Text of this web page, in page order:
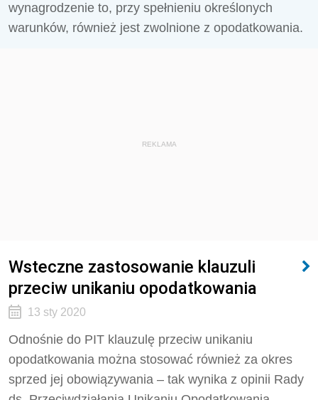
wynagrodzenie to, przy spełnieniu określonych
warunków, również jest zwolnione z opodatkowania.
REKLAMA
Wsteczne zastosowanie klauzuli
przeciw unikaniu opodatkowania
13 sty 2020
Odnośnie do PIT klauzulę przeciw unikaniu
opodatkowania można stosować również za okres
sprzed jej obowiązywania – tak wynika z opinii Rady